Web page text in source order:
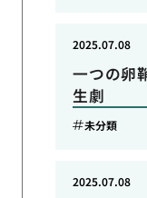
一つの卵
生劇
2025.07.08
未分類
2025.07.08